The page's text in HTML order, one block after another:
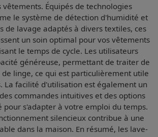
vêtements. Équipés de technologies
le système de détection d'humidité et
de lavage adaptés à divers textiles, ces
un soin optimal pour vos vêtements
le temps de cycle. Les utilisateurs
généreuse, permettant de traiter de
de linge, ce qui est particulièrement utile
La facilité d'utilisation est également un
commandes intuitives et des options
pour s'adapter à votre emploi du temps.
silencieux contribue à une
dans la maison. En résumé, les lave-